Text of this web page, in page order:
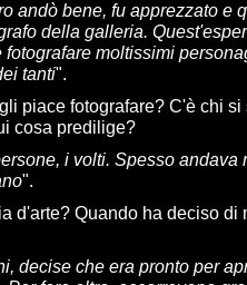
andò bene, fu apprezzato e
della galleria.
moltissimi
tanti".
piace fotografare? C'è chi si
cosa predilige?
i volti. Spesso andava
".
d'arte? Quando ha deciso di
decise che era pronto per